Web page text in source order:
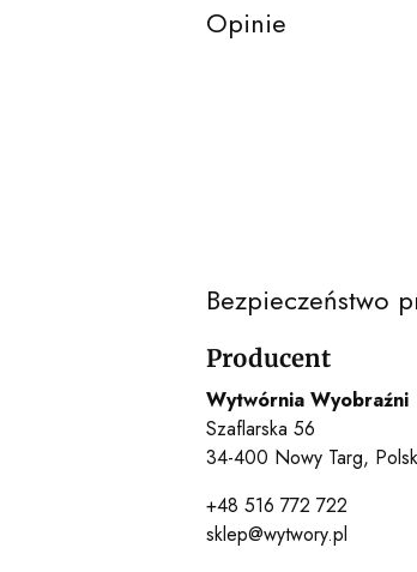
Opinie
Bezpieczeństwo
Producent
Wytwórnia Wyobraźni
Szaflarska 56
34-400 Nowy Targ,
+48 516 772 722
sklep@wytwory.pl